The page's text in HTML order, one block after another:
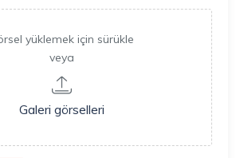
yüklemek için sürükle
veya
Galeri görselleri